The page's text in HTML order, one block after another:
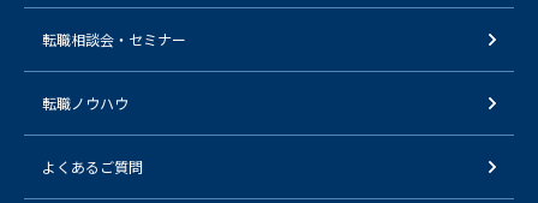
転職相談会・セミナー
転職ノウハウ
よくあるご質問